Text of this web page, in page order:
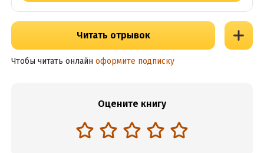
Читать отрывок
Чтобы читать онлайн оформите подписку
Оцените книгу